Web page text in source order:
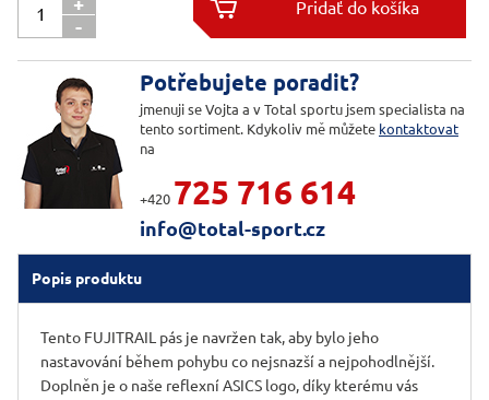
-


Potřebujete poradit?
jmenuji se Vojta a v Total sportu jsem specialista na
tento sortiment. Kdykoliv mě můžete kontaktovat
na
+420 725 716 614
info@total-sport.cz
Popis produktu
Tento FUJITRAIL pás je navržen tak, aby bylo jeho
nastavování během pohybu co nejsnazší a nejpohodlnější.
Doplněn je o naše reflexní ASICS logo, díky kterému vás